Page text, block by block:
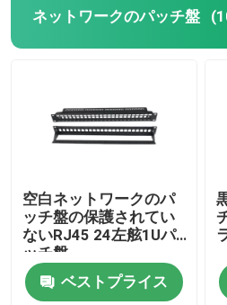
ネットワークのパッチ盤
空白ネットワークのパ
ッチ盤の保護されてい
ないRJ45 24左舷1Uパ
ッチ盤
ベストプライス